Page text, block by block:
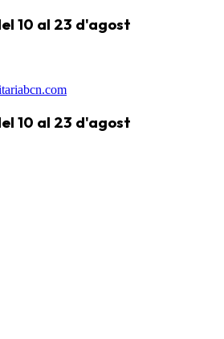
10 al 23 d'agost
10 al 23 d'agost